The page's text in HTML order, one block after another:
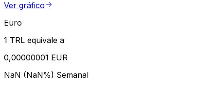
Ver gráfico
Euro
1 TRL equivale a
0,00000001 EUR
NaN (NaN%) Semanal